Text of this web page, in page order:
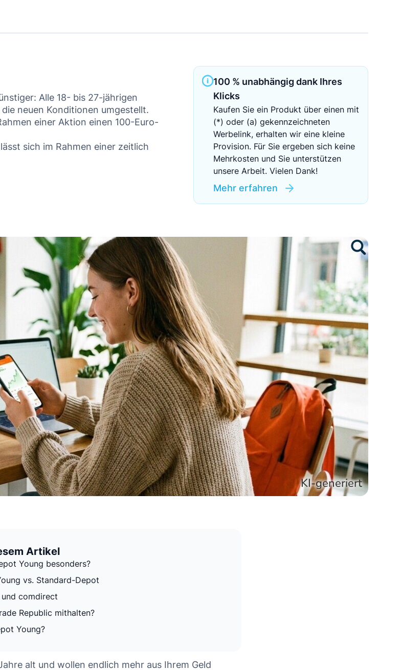
EZB-Leitzins
Alle 18- bis 27-jährigen
neuen Konditionen umgestellt.
einer Aktion einen 100-Euro-
sich im Rahmen einer zeitlich
100 % unabhängig dank Ihres
Klicks
Kaufen Sie ein Produkt über einen mit
(*) oder (a) gekennzeichneten
Werbelink, erhalten wir eine kleine
Provision. Für Sie ergeben sich keine
Mehrkosten und Sie unterstützen
unsere Arbeit. Vielen Dank!
Mehr erfahren
Artikel
Young besonders?
vs. Standard-Depot
und comdirect
Republic mithalten?
Young?
alt und wollen endlich mehr aus Ihrem Geld